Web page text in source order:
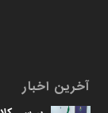
آخرین اخبار